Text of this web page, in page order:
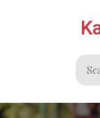
Search
for: